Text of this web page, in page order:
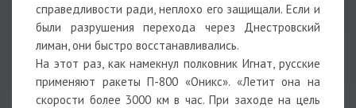
справедливости ради, неплохо его защищали. Если и
были разрушения перехода через Днестровский
лиман, они быстро восстанавливались.
На этот раз, как намекнул полковник Игнат, русские
применяют ракеты П-800 «Оникс». «Летит она на
скорости более 3000 км в час. При заходе на цель